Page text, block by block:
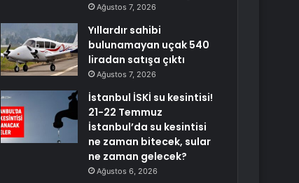
Ağustos 7, 2026
Yıllardır sahibi
bulunamayan uçak 540
liradan satışa çıktı
Ağustos 7, 2026
İstanbul İSKİ su kesintisi!
21-22 Temmuz
İstanbul’da su kesintisi
ne zaman bitecek, sular
ne zaman gelecek?
Ağustos 6, 2026